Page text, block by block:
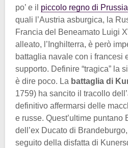
po’ e il piccolo regno di Prussia
quali l’Austria asburgica, la
Francia del Beneamato Luigi
alleato, l’Inghilterra, è però
battaglia navale con i francesi
supporto. Definire “tragica” la
è dire poco. La battaglia di
1759) ha sancito il tracollo
definitivo affermarsi delle
e russe. Quest’ultime puntano
dell’ex Ducato di
seguito della disfatta di